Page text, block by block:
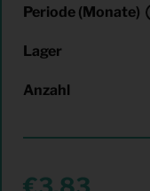
Periode (Monate)
Lager
Anzahl